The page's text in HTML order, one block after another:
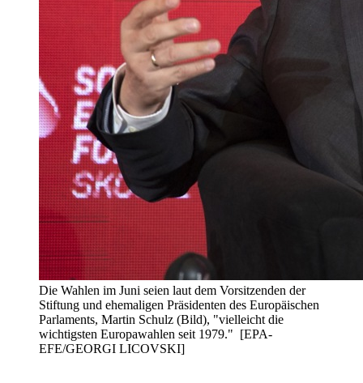
Die Wahlen im Juni seien laut dem Vorsitzenden der
Stiftung und ehemaligen Präsidenten des Europäischen
Parlaments, Martin Schulz (Bild), "vielleicht die
wichtigsten Europawahlen seit 1979." [EPA-
EFE/GEORGI LICOVSKI]